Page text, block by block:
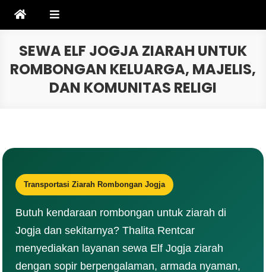
SEWA ELF JOGJA ZIARAH UNTUK
ROMBONGAN KELUARGA, MAJELIS,
DAN KOMUNITAS RELIGI
Transportasi Ziarah Rombongan Jogja
Butuh kendaraan rombongan untuk ziarah di
Jogja dan sekitarnya? Thalita Rentcar
menyediakan layanan sewa Elf Jogja ziarah
dengan sopir berpengalaman, armada nyaman,